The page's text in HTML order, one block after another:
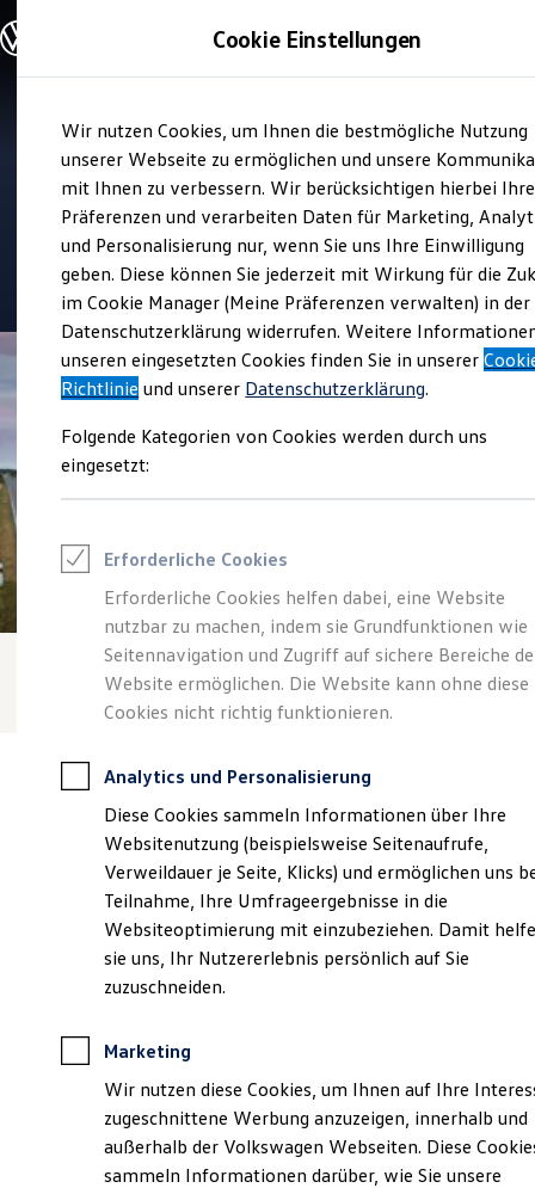
Hauptinhalt
springen
Footer
springen
Modelle und Konfigurator
Modelle vergleichen
Elektroautos
ENERGY Sondermodelle
Nutzfahrzeuge
SUV und CUV
Familienautos
Kombis
Kompaktwagen
Sportwagen
Schnell verfügbare Fahrzeuge
Angebote und Produkte
Aktuelle Angebote
E-Auto-Förderung
Volkswagen Marktplatz
Junge Gebrauchtwagen und Gebrauchtwagen
Volkswagen Zertifizierte Gebrauchtwagen
Zubehör- und Serviceangebote
Leasing
Leasing-Angebote
Gebrauchtwagen Leasing
Junge Gebrauchtwagen-Leasing
Elektroauto Leasing
Kleinwagen-Leasing
Leasing ohne Anzahlung
Finanzierung
Kfz-Versicherung
Restschuldversicherungen
Garantien
Wartungsverträge
Geschäftskunden
Professional Class bei Volkswagen
Großkunden
Behörden
Direktkunden
Sonderfahrzeuge
Anpfiff zum Gewinn
Elektroautos
ID. Tutorials
Elektrofahrzeugkonzepte
Reichweite
Reichweite der ID. Modelle
Reichweite im Winter
Verkauf und Service
Autohaus Graupner
Top Kundenzufriedenheit Verkauf 2026
4.9|425 Bewertungen
Verantwortlich für die Inhalte auf dieser Seite ist die Graupner
Impressum & Rechtliches)
Gewerbeallee 2, 04821 Brandis
Montag - Freitag 07:00 18:00
Uhr
Samstag
08:00 -13:00 Uhr
Sonntag
Geschlossen
Cookie Einstellungen
Wir nutzen Cookies, um Ihnen die bestmögliche Nutzung
unserer Webseite zu ermöglichen und unsere
mit Ihnen zu verbessern. Wir berücksichtigen hierbei Ihre
Präferenzen und verarbeiten Daten für Marketing,
und Personalisierung nur, wenn Sie uns Ihre Einwilligung
geben. Diese können Sie jederzeit mit Wirkung für die
im Cookie Manager (Meine Präferenzen verwalten) in der
Datenschutzerklärung widerrufen. Weitere
unseren eingesetzten Cookies finden Sie in unserer
Richtlinie und unserer Datenschutzerklärung.
Folgende Kategorien von Cookies werden durch uns
eingesetzt:
Erforderliche Cookies
Erforderliche Cookies helfen dabei, eine Website
nutzbar zu machen, indem sie Grundfunktionen wie
Seitennavigation und Zugriff auf sichere Bereiche
Website ermöglichen. Die Website kann ohne diese
Cookies nicht richtig funktionieren.
Analytics und Personalisierung
Diese Cookies sammeln Informationen über Ihre
Websitenutzung (beispielsweise Seitenaufrufe,
Verweildauer je Seite, Klicks) und ermöglichen uns
Teilnahme, Ihre Umfrageergebnisse in die
Websiteoptimierung mit einzubeziehen. Damit
sie uns, Ihr Nutzererlebnis persönlich auf Sie
zuzuschneiden.
Marketing
Wir nutzen diese Cookies, um Ihnen auf Ihre
zugeschnittene Werbung anzuzeigen, innerhalb und
außerhalb der Volkswagen Webseiten. Diese
sammeln Informationen darüber, wie Sie unsere